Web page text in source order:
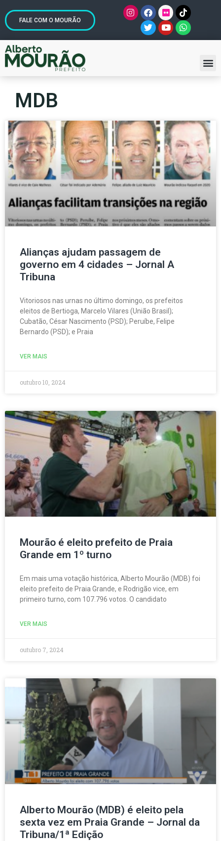
FALE COM O MOURÃO
MDB
Alianças ajudam passagem de
governo em 4 cidades – Jornal A
Tribuna
Vitoriosos nas urnas no último domingo, os prefeitos
eleitos de Bertioga, Marcelo Vilares (União Brasil);
Cubatão, César Nascimento (PSD); Peruíbe, Felipe
Bernardo (PSD); e Praia
VER MAIS
outubro 10, 2024
Mourão é eleito prefeito de Praia
Grande em 1º turno
Em mais uma votação histórica, Alberto Mourão (MDB) foi
eleito prefeito de Praia Grande, e Rodrigão vice, em
primeiro turno, com 107.796 votos. O candidato
VER MAIS
outubro 7, 2024
Alberto Mourão (MDB) é eleito pela
sexta vez em Praia Grande – Jornal da
Tribuna/1ª Edição